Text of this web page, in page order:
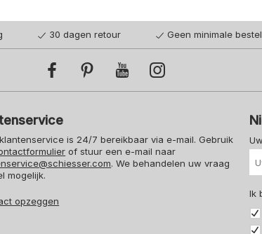
30 dagen retour Geen minimale
is 24/7 bereikbaar via e-mail. Gebruik
of stuur een e-mail naar
. We behandelen uw vraag
mogelijk.
opzeggen
Ik